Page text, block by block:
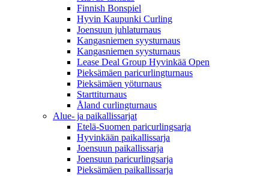
Finnish Bonspiel
Hyvin Kaupunki Curling
Joensuun juhlaturnaus
Kangasniemen syysturnaus
Kangasniemen syysturnaus
Lease Deal Group Hyvinkää Open
Pieksämäen paricurlingturnaus
Pieksämäen yöturnaus
Starttiturnaus
Åland curlingturnaus
Alue- ja paikallissarjat
Etelä-Suomen paricurlingsarja
Hyvinkään paikallissarja
Joensuun paikallissarja
Joensuun paricurlingsarja
Pieksämäen paikallissarja